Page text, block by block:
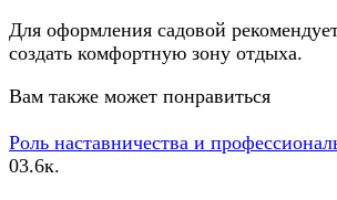
Для оформления садовой
создать комфортную зону отдыха.
Вам также может понравиться
Роль наставничества и
03.6к.